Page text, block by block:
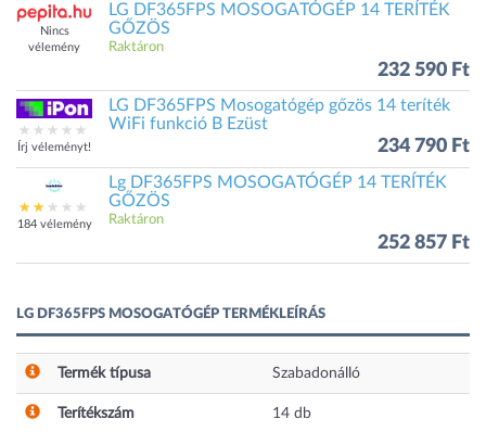
Nincs
vélemény
LG DF365FPS MOSOGATÓGÉP 14 TERÍTÉK
GŐZÖS
Raktáron
232 590 Ft
Írj véleményt!
LG DF365FPS Mosogatógép gőzös 14 teríték
WiFi funkció B Ezüst
234 790 Ft
184 vélemény
Lg DF365FPS MOSOGATÓGÉP 14 TERÍTÉK
GŐZÖS
Raktáron
252 857 Ft
LG DF365FPS MOSOGATÓGÉP TERMÉKLEÍRÁS
Termék típusa Szabadonálló
Terítékszám 14 db